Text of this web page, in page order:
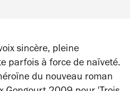
sincère, pleine
parfois à force de naïveté.
du nouveau roman